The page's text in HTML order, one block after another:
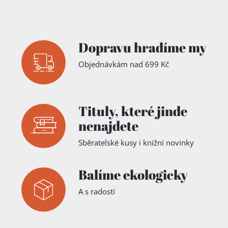
Dopravu hradíme my
Objednávkám nad 699 Kč
Tituly,které jinde
nenajdete
Sběratelské kusy i knižní novinky
Balíme ekologicky
A s radostí